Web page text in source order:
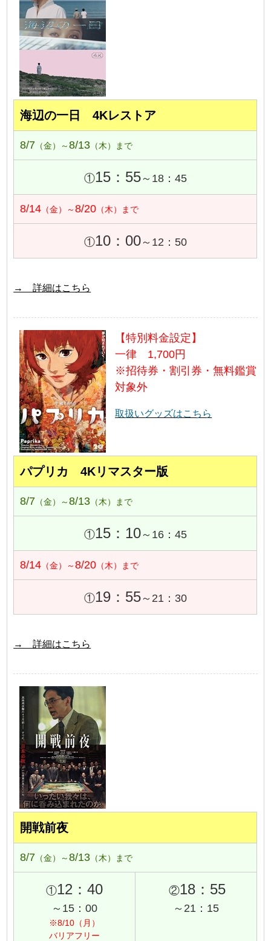
海辺の一日 4Kレストア
8/7 （金）～8/13 （木）まで
①15：55～18：45
8/14 （金）～8/20 （木）まで
①10：00～12：50
→ 詳細はこちら
【特別料金設定】
一律 1,700円
※招待券・割引券・無料鑑賞
対象外
取扱いグッズはこちら
パプリカ 4Kリマスター版
8/7 （金）～8/13 （木）まで
①15：10～16：45
8/14 （金）～8/20 （木）まで
①19：55～21：30
→ 詳細はこちら
開戦前夜
8/7 （金）～8/13 （木）まで
①12：40
～15：00
※8/10（月）
バリアフリー
②18：55
～21：15